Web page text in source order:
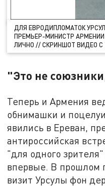
ДЛЯ ЕВРОДИПЛОМАТОК
ПРЕМЬЕР-МИНИСТР
ЛИЧНО // СКРИНШОТ ВИДЕО
"Это не
Теперь и Армения
обнимашки и
явились в Ереван,
антироссийская
"для одного
впервые. В прошлом
визит Урсулы фон